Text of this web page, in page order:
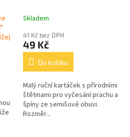
Skladem
41 Kč bez DPH
49 Kč
Do košíku
Malý ruční kartáček s přírodními
štětinami pro vyčesání prachu a
špíny ze semišové obuvi.
Rozměr...